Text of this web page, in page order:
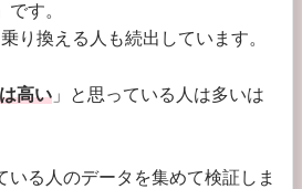
」です。
り換える人も続出しています。
高い 」と思っている人は多いは
いる人のデータを集めて検証しま